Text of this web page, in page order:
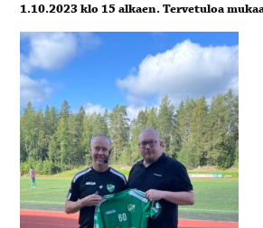
1.10.2023 klo 15 alkaen. Tervetuloa